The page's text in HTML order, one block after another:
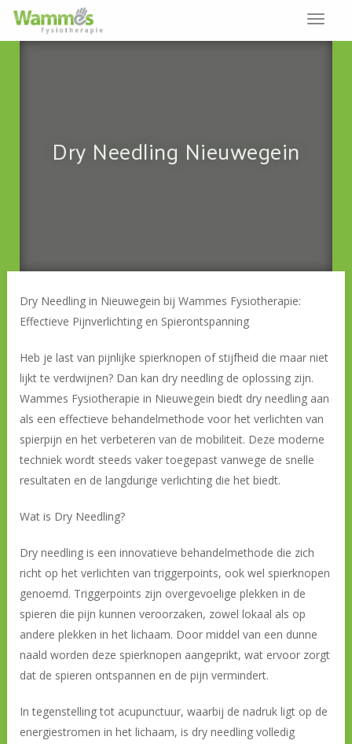
Menu
Dry Needling Nieuwegein
Dry Needling in Nieuwegein bij Wammes Fysiotherapie:
Effectieve Pijnverlichting en Spierontspanning
Heb je last van pijnlijke spierknopen of stijfheid die maar niet
lijkt te verdwijnen? Dan kan dry needling de oplossing zijn.
Wammes Fysiotherapie in Nieuwegein biedt dry needling aan
als een effectieve behandelmethode voor het verlichten van
spierpijn en het verbeteren van de mobiliteit. Deze moderne
techniek wordt steeds vaker toegepast vanwege de snelle
resultaten en de langdurige verlichting die het biedt.
Wat is Dry Needling?
Dry needling is een innovatieve behandelmethode die zich
richt op het verlichten van triggerpoints, ook wel spierknopen
genoemd. Triggerpoints zijn overgevoelige plekken in de
spieren die pijn kunnen veroorzaken, zowel lokaal als op
andere plekken in het lichaam. Door middel van een dunne
naald worden deze spierknopen aangeprikt, wat ervoor zorgt
dat de spieren ontspannen en de pijn vermindert.
In tegenstelling tot acupunctuur, waarbij de nadruk ligt op de
energiestromen in het lichaam, is dry needling volledig